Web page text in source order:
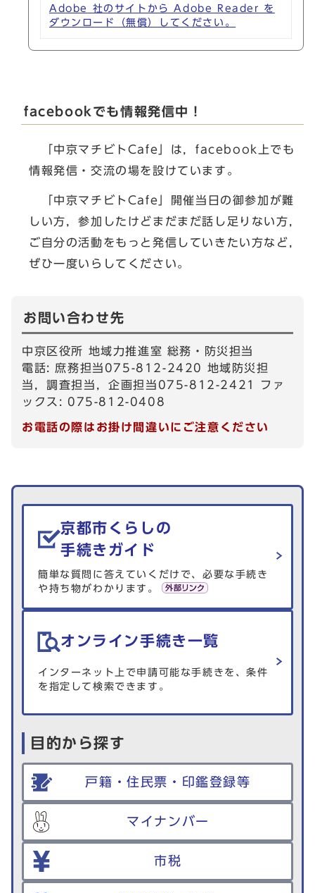
Adobe 社のサイトから Adobe Reader を
ダウンロード（無償）してください。
facebookでも情報発信中！
「中京マチビトCafe」は，facebook上でも
情報発信・交流の場を設けています。
「中京マチビトCafe」開催当日の御参加が難
しい方，参加したけどまだまだ話し足りない方，
ご自分の活動をもっと発信していきたい方など，
ぜひ一度いらしてください。
お問い合わせ先
中京区役所 地域力推進室 総務・防災担当
電話: 庶務担当075-812-2420 地域防災担
当，調査担当，企画担当075-812-2421 ファ
ックス: 075-812-0408
お電話の際はお掛け間違いにご注意ください
生活情報を探す
京都市くらしの
手続きガイド
簡単な質問に答えていくだけで、必要な手続き
や持ち物がわかります。
オンライン手続き一覧
インターネット上で申請可能な手続きを、条件
を指定して検索できます。
目的から探す
戸籍・住民票・印鑑登録等
マイナンバー
市税